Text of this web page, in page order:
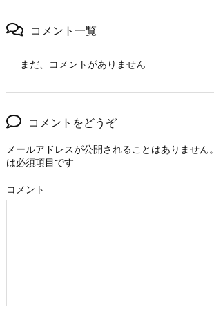
コメント一覧
まだ、コメントがありません
コメントをどうぞ
メールアドレスが公開されることはありません。
は必須項目です
コメント